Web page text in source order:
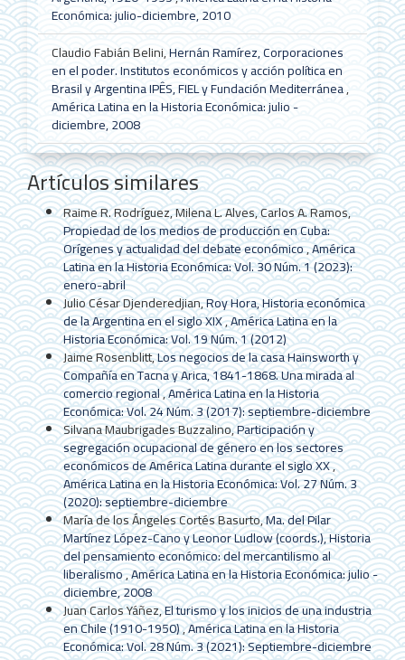
Económica: julio-diciembre, 2010
Claudio Fabián Belini,Hernán Ramírez, Corporaciones
en el poder. Institutos económicos y acción política en
Brasil y Argentina IPÊS, FIEL y Fundación Mediterránea,
América Latina en la Historia Económica: julio -
diciembre, 2008
Artículos similares
Raime R. Rodríguez, Milena L. Alves, Carlos A. Ramos,
Propiedad de los medios de producción en Cuba:
Orígenes y actualidad del debate económico,América
Latina en la Historia Económica: Vol. 30 Núm. 1 (2023):
enero-abril
Julio César Djenderedjian,Roy Hora, Historia económica
de la Argentina en el siglo XIX,América Latina en la
Historia Económica: Vol. 19 Núm. 1 (2012)
Jaime Rosenblitt,Los negocios de la casa Hainsworth y
Compañía en Tacna y Arica, 1841-1868. Una mirada al
comercio regional,América Latina en la Historia
Económica: Vol. 24 Núm. 3 (2017): septiembre-diciembre
Silvana Maubrigades Buzzalino,Participación y
segregación ocupacional de género en los sectores
económicos de América Latina durante el siglo XX,
América Latina en la Historia Económica: Vol. 27 Núm. 3
(2020): septiembre-diciembre
María de los Ángeles Cortés Basurto,Ma. del Pilar
Martínez López-Cano y Leonor Ludlow (coords.), Historia
del pensamiento económico: del mercantilismo al
liberalismo,América Latina en la Historia Económica: julio -
diciembre, 2008
Juan Carlos Yáñez,El turismo y los inicios de una industria
en Chile (1910-1950),América Latina en la Historia
Económica: Vol. 28 Núm. 3 (2021): Septiembre-diciembre